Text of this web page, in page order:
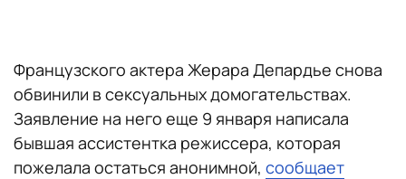
Французского актера Жерара Депардье снова
обвинили в сексуальных домогательствах.
Заявление на него еще 9 января написала
бывшая ассистентка режиссера, которая
пожелала остаться анонимной, сообщает